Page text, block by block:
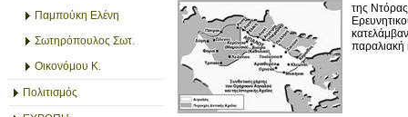
Παμπούκη Ελένη
Σωτηρόπουλος Σωτ.
Οικονόμου Κ.
Πολιτισμός
της
παραλιακή